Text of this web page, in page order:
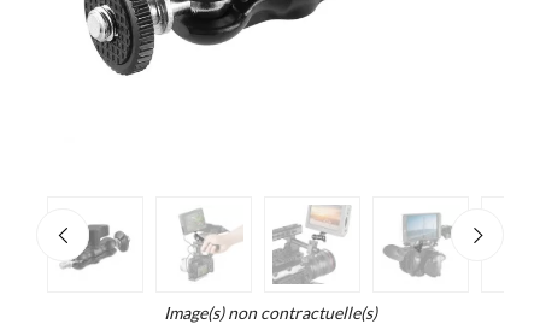
Image(s) non contractuelle(s)